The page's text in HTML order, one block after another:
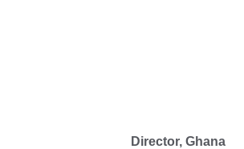
Director, Ghana